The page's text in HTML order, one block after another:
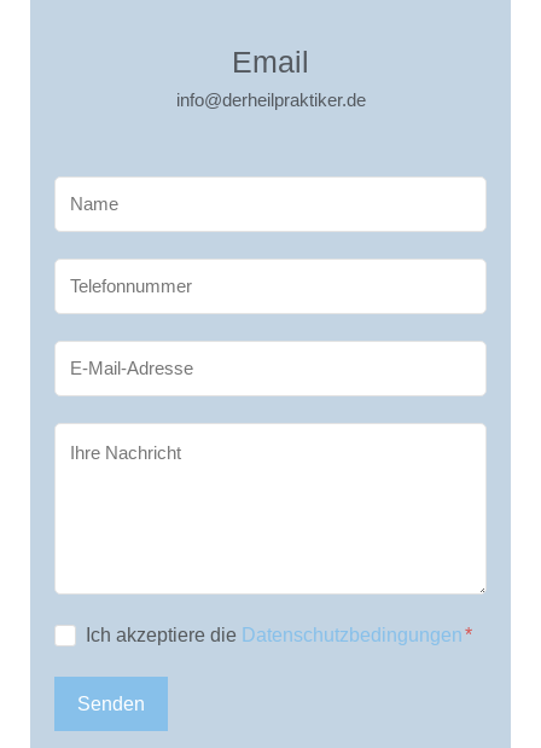
Email
info@derheilpraktiker.de
Ich akzeptiere die Datenschutzbedingungen
Senden